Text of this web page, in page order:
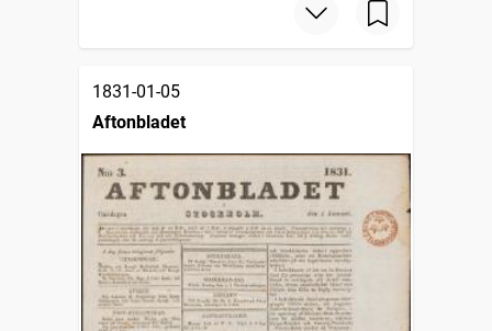
1831-01-05
Aftonbladet